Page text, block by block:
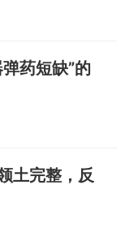
药短缺”的
土完整，反